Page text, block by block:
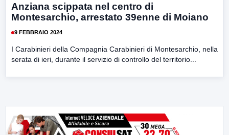
Anziana scippata nel centro di
Montesarchio, arrestato 39enne di Moiano
9 FEBBRAIO 2024
I Carabinieri della Compagnia Carabinieri di Montesarchio, nella
serata di ieri, durante il servizio di controllo del territorio...